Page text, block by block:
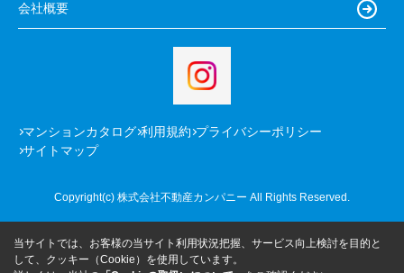
会社概要
マンションカタログ 利用規約 プライバシーポリシー
サイトマップ
Copyright(c) 株式会社不動産カンパニー All Rights Reserved.
当サイトでは、お客様の当サイト利用状況把握、サービス向上検討を目的と
して、クッキー（Cookie）を使用しています。